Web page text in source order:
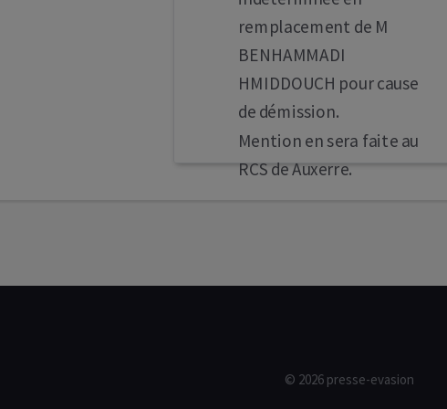
remplacement de M
BENHAMMADI
HMIDDOUCH pour cause
de démission.
Mention en sera faite au
RCS de Auxerre.
© 2026 presse-evasion